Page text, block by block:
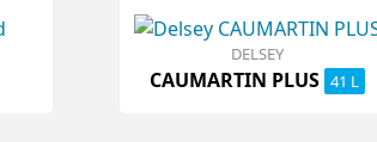
DELSEY
CAUMARTIN PLUS 41 L